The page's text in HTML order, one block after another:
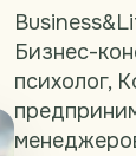
Бизнес-
психолог,